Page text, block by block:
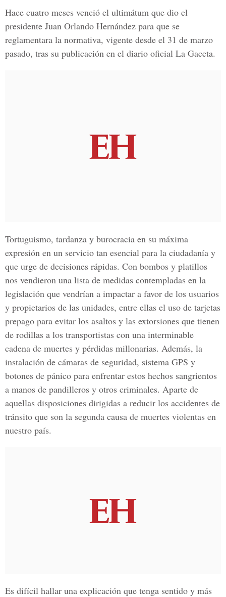
Hace cuatro meses venció el ultimátum que dio el
presidente Juan Orlando Hernández para que se
reglamentara la normativa, vigente desde el 31 de marzo
pasado, tras su publicación en el diario oficial La Gaceta.
Tortuguismo, tardanza y burocracia en su máxima
expresión en un servicio tan esencial para la ciudadanía y
que urge de decisiones rápidas. Con bombos y platillos
nos vendieron una lista de medidas contempladas en la
legislación que vendrían a impactar a favor de los usuarios
y propietarios de las unidades, entre ellas el uso de tarjetas
prepago para evitar los asaltos y las extorsiones que tienen
de rodillas a los transportistas con una interminable
cadena de muertes y pérdidas millonarias. Además, la
instalación de cámaras de seguridad, sistema GPS y
botones de pánico para enfrentar estos hechos sangrientos
a manos de pandilleros y otros criminales. Aparte de
aquellas disposiciones dirigidas a reducir los accidentes de
tránsito que son la segunda causa de muertes violentas en
nuestro país.
Es difícil hallar una explicación que tenga sentido y más